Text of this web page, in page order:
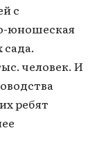
с
юношеская
человек. И
ребят